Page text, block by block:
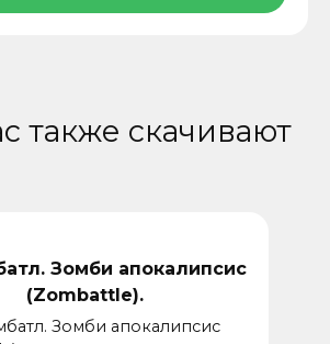
также скачивают
Зомби апокалипсис
(Zombattle).
Зомби апокалипсис